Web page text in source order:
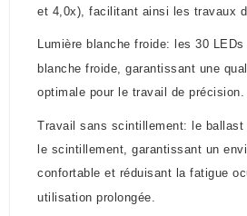
et 4,0x), facilitant ainsi les travaux
Lumière blanche froide: les 30
blanche froide, garantissant une
optimale pour le travail de précision.
Travail sans scintillement: le ballast
le scintillement, garantissant un
confortable et réduisant la fatigue
utilisation prolongée.